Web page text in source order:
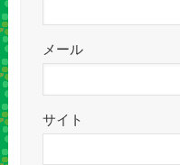
メール
サイト